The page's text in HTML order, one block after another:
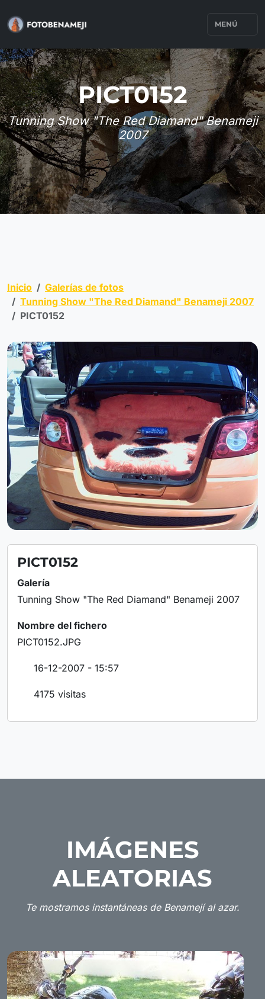
MENÚ
PICT0152
Tunning Show "The Red Diamand" Benameji
2007
Inicio
Galerías de fotos
Tunning Show "The Red Diamand" Benameji 2007
PICT0152
PICT0152
Galería
Tunning Show "The Red Diamand" Benameji 2007
Nombre del fichero
PICT0152.JPG
16-12-2007 - 15:57
4175 visitas
IMÁGENES
ALEATORIAS
Te mostramos instantáneas de Benamejí al azar.